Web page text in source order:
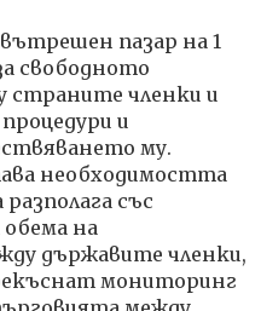
пазар на 1
свободното
страните членки и
и
му.
необходимостта
със
на
държавите членки,
мониторинг